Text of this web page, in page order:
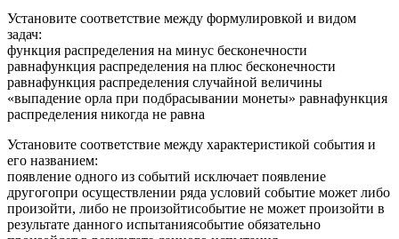
Установите соответствие между формулировкой и видом
задач:
функция распределения на минус бесконечности
равнафункция распределения на плюс бесконечности
равнафункция распределения случайной величины
«выпадение орла при подбрасывании монеты» равнафункция
распределения никогда не равна
Установите соответствие между характеристикой события и
его названием:
появление одного из событий исключает появление
другогопри осуществлении ряда условий событие может либо
произойти, либо не произойтисобытие не может произойти в
результате данного испытаниясобытие обязательно